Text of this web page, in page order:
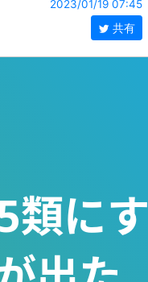
2023/01/19 07:45
共有
類にす